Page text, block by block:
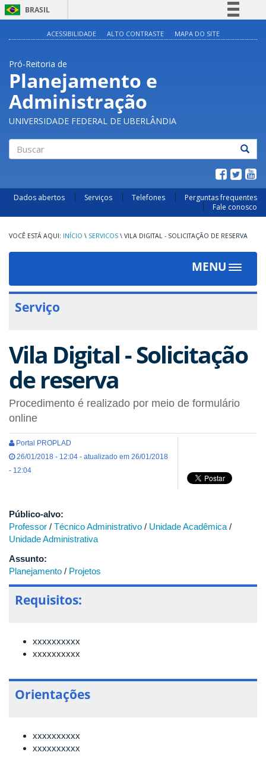
BRASIL
Acesso à informação
ACESSIBILIDADE ALTO CONTRASTE MAPA DO SITE
Pró-Reitoria de
Planejamento e
Administração
UNIVERSIDADE FEDERAL DE UBERLÂNDIA
Dados abertos Serviços Telefones
Perguntas frequentes
Fale conosco
INÍCIO \ SERVICOS \ VILA DIGITAL - SOLICITAÇÃO DE RESERVA
MENU
Toggle
Serviço
Vila Digital - Solicitação
de reserva
Procedimento é realizado por meio de formulário
online
Portal PROPLAD
26/01/2018 - 12:04 - atualizado em 26/01/2018
- 12:04
Público-alvo:
Professor / Técnico Administrativo / Unidade Acadêmica /
Unidade Administrativa
Assunto:
Planejamento / Projetos
Requisitos:
xxxxxxxxxx
xxxxxxxxxx
Orientações
xxxxxxxxxx
xxxxxxxxxx